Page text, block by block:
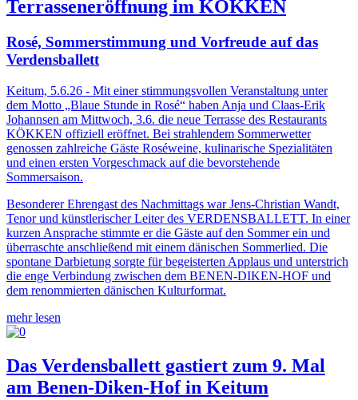
Terrasseneröffnung im KÖKKEN
Rosé, Sommerstimmung und Vorfreude auf das
Verdensballett
Keitum, 5.6.26 - Mit einer stimmungsvollen Veranstaltung unter
dem Motto „Blaue Stunde in Rosé“ haben Anja und Claas-Erik
Johannsen am Mittwoch, 3.6. die neue Terrasse des Restaurants
KÖKKEN offiziell eröffnet. Bei strahlendem Sommerwetter
genossen zahlreiche Gäste Roséweine, kulinarische Spezialitäten
und einen ersten Vorgeschmack auf die bevorstehende
Sommersaison.
Besonderer Ehrengast des Nachmittags war Jens-Christian Wandt,
Tenor und künstlerischer Leiter des VERDENSBALLETT. In einer
kurzen Ansprache stimmte er die Gäste auf den Sommer ein und
überraschte anschließend mit einem dänischen Sommerlied. Die
spontane Darbietung sorgte für begeisterten Applaus und unterstrich
die enge Verbindung zwischen dem BENEN-DIKEN-HOF und
dem renommierten dänischen Kulturformat.
mehr lesen
Das Verdensballett gastiert zum 9. Mal
am Benen-Diken-Hof in Keitum